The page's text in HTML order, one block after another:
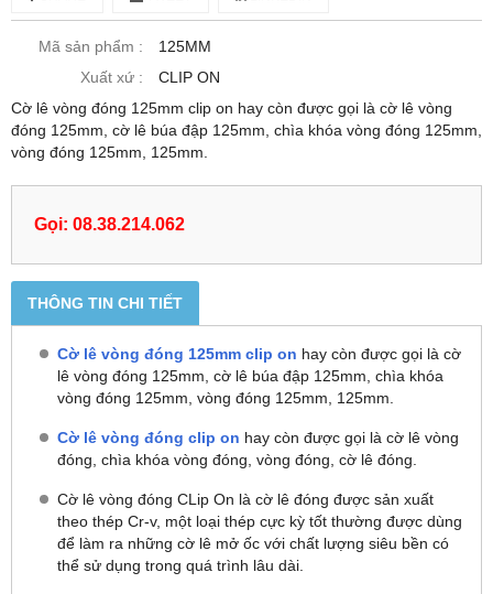
Mã sản phẩm :
125MM
Xuất xứ :
CLIP ON
Cờ lê vòng đóng 125mm clip on hay còn được gọi là cờ lê vòng
đóng 125mm, cờ lê búa đập 125mm, chìa khóa vòng đóng 125mm,
vòng đóng 125mm, 125mm.
Gọi: 08.38.214.062
THÔNG TIN CHI TIẾT
Cờ lê vòng đóng 125mm clip on hay còn được gọi là cờ
lê vòng đóng 125mm, cờ lê búa đập 125mm, chìa khóa
vòng đóng 125mm, vòng đóng 125mm, 125mm.
Cờ lê vòng đóng clip on hay còn được gọi là cờ lê vòng
đóng, chìa khóa vòng đóng, vòng đóng, cờ lê đóng.
Cờ lê vòng đóng CLip On là cờ lê đóng được sản xuất
theo thép Cr-v, một loại thép cực kỳ tốt thường được dùng
để làm ra những cờ lê mở ốc với chất lượng siêu bền có
thể sử dụng trong quá trình lâu dài.